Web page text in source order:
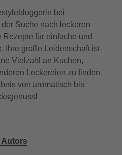
bei
Suche nach leckeren
für einfache und
Ihre große Leidenschaft ist
Vielzahl an Kuchen,
Leckereien zu finden
von aromatisch bis
Autors